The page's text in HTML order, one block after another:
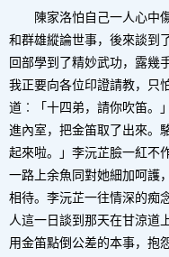
陳家洛怕自己一人心中
和群雄縱論世事，後來談到
回部學到了精妙武功，露幾
我正要向各位印證請教，只
道︰「十四弟，請你吹笛。
進內室，把金笛取了出來。
起來啦。」李沅芷臉一紅不
一路上余魚同對她細加呵護
相待。李沅芷一往情深的痴
人這一日談到那天在甘涼道
用金笛點倒公差的本事，抱